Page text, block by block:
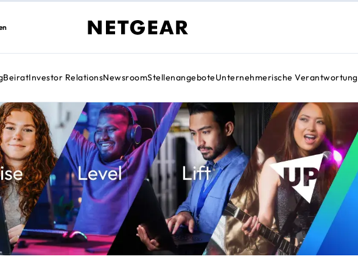
BeiratInvestor RelationsNewsroomStellenangeboteUnternehmerische Verantwortung